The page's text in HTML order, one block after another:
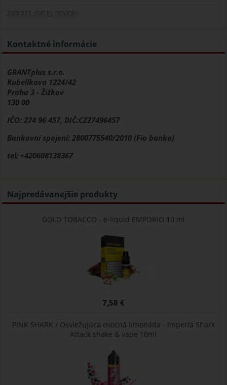
zobraziť vsetky novinky
Kontaktné informácie
GRANTplus s.r.o.
Kubelíkova 1224/42
Praha 3 - Žižkov
130 00
IČO: 274 96 457, DIČ:CZ27496457
Bankovní spojení: 2800775540/2010 (Fio banka)
tel: +420608138367
Najpredávanejšie produkty
GOLD TOBACCO - e-liquid EMPORIO 10 ml
7,58 €
PINK SHARK / Osviežujúca ovocná limonáda - Imperia Shark
Attack shake & vape 10ml